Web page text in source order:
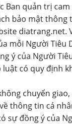
Ban quản trị
bảo mật thông
diatrang.net.
mỗi Người Tiêu
ý của Người
có quy định
chuyển
thông tin cá
sự đồng ý của